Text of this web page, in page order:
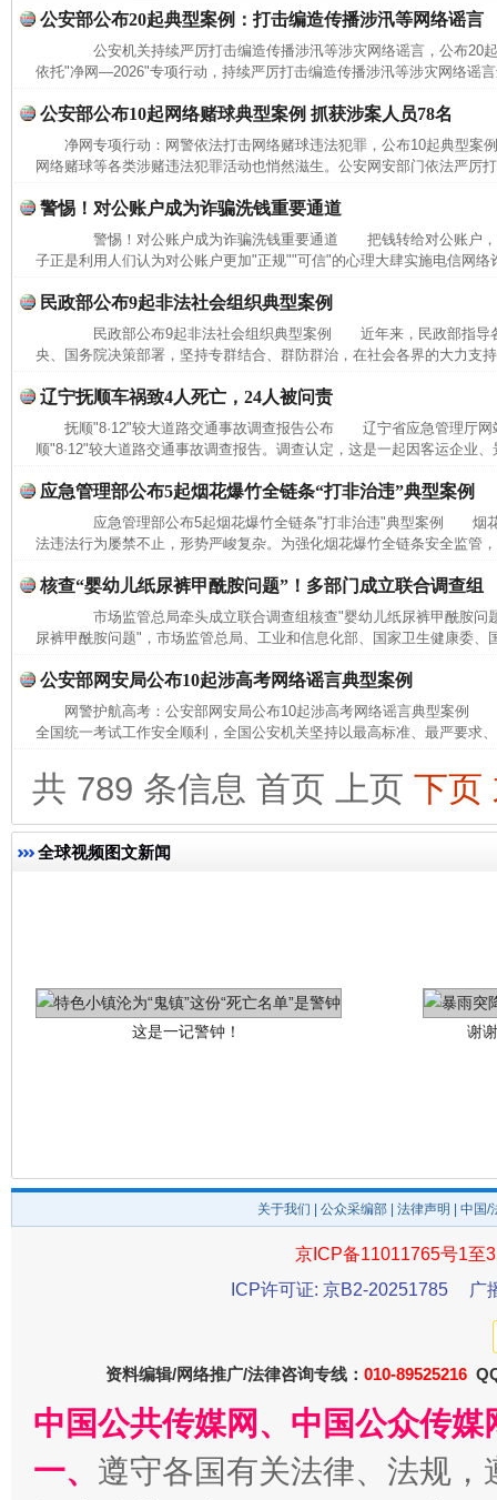
公安部公布20起典型案例：打击编造传播涉汛等网络谣言
公安机关持续严厉打击编造传播涉汛等涉灾网络谣言，公布
依托"净网—2026"专项行动，持续严厉打击编造传播涉汛等涉灾网络谣
公安部公布10起网络赌球典型案例 抓获涉案人员78名
净网专项行动：网警依法打击网络赌球违法犯罪，公布10起典型
网络赌球等各类涉赌违法犯罪活动也悄然滋生。公安网安部门依法严厉
警惕！对公账户成为诈骗洗钱重要通道
警惕！对公账户成为诈骗洗钱重要通道 把钱转给对公账户，
子正是利用人们认为对公账户更加"正规""可信"的心理大肆实施电信网络
民政部公布9起非法社会组织典型案例
民政部公布9起非法社会组织典型案例 近年来，民政部指导
央、国务院决策部署，坚持专群结合、群防群治，在社会各界的大力支
辽宁抚顺车祸致4人死亡，24人被问责
抚顺"8·12"较大道路交通事故调查报告公布 辽宁省应急管理厅网
顺"8·12"较大道路交通事故调查报告。调查认定，这是一起因客运企业
应急管理部公布5起烟花爆竹全链条“打非治违”典型案例
应急管理部公布5起烟花爆竹全链条"打非治违"典型案例 烟花
法违法行为屡禁不止，形势严峻复杂。为强化烟花爆竹全链条安全监管
核查“婴幼儿纸尿裤甲酰胺问题”！多部门成立联合调查组
市场监管总局牵头成立联合调查组核查"婴幼儿纸尿裤甲酰胺
尿裤甲酰胺问题"，市场监管总局、工业和信息化部、国家卫生健康委、
公安部网安局公布10起涉高考网络谣言典型案例
网警护航高考：公安部网安局公布10起涉高考网络谣言典型案例
全国统一考试工作安全顺利，全国公安机关坚持以最高标准、最严要求
共 789 条信息 首页 上页 下页
全球视频图文新闻
网上购药对药下症？
今
关于我们 公众采编部 法律声明 | 中国
京ICP备11011765号1至
ICP许可证: 京B2-20251785
广
资料编辑/网络推广/法律咨询专线： 010-89525216
中国公共传媒网、中国公众传
一、 遵守各国有关法律、法规